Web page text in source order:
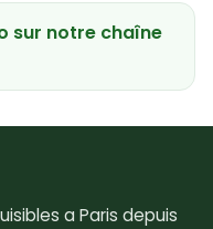
sur notre chaîne
a Paris depuis